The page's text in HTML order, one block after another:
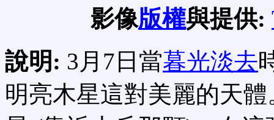
影像版權與提供:
說明: 3月7日當暮光淡去
明亮木星這對美麗的天